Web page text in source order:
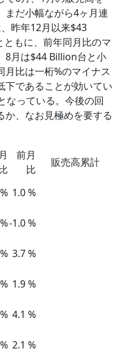
まだ小幅ながら4ヶ月連
昨年12月以来$43
もに、前年同月比のマ
8月は$44 Billion台と小
比は一桁%のマイナス
下であることが効いてい
なっている。今後の回
か、なお見極めを要する
前月
比
販売高累計
1.0 %
-1.0 %
3.7 %
1.9 %
4.1 %
2.1 %